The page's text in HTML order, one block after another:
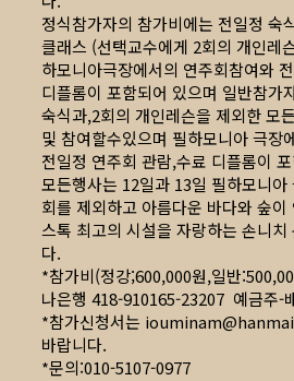
정식참가자의 참가비에는 전일정 숙
클래스 (선택교수에게 2회의 개인레
하모니아극장에서의 연주회참여와
디플롬이 포함되어 있으며 일반참가
숙식과,2회의 개인레슨을 제외한 모
및 참여할수있으며 필하모니아 극장
전일정 연주회 관람,수료 디플롬이
모든행사는 12일과 13일 필하모니아
회를 제외하고 아름다운 바다와 숲
스톡 최고의 시설을 자랑하는 손니치
다.
*참가비(정강;600,000원,일반
나은행 418-910165-23207 예금주-
*참가신청서는
바랍니다.
*문의:010-5107-0977